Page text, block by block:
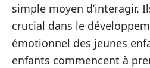
simple moyen d’interagir.
crucial dans le
émotionnel des jeunes
enfants commencent à